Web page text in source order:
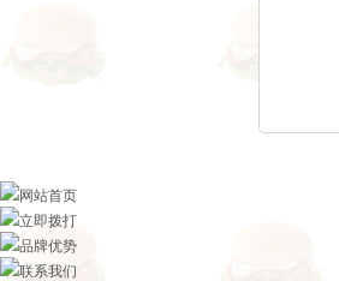
网站首页
立即拨打
品牌优势
联系我们